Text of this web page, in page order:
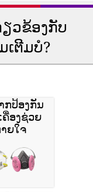
ວຂ້ອງກັບ
ເຕີມບໍ?
ປ້ອງກັນ
ຄື່ອງຊ່ວຍ
ຍໃຈ